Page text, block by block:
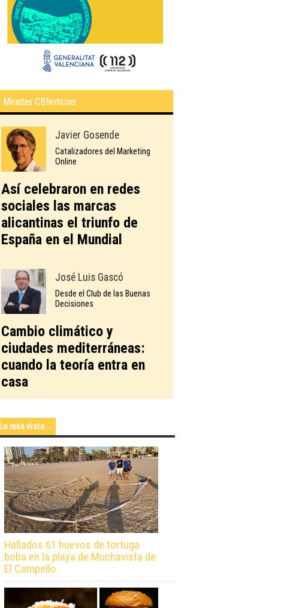
Miradas CBNoticias
Javier Gosende
Catalizadores del Marketing
Online
Así celebraron en redes
sociales las marcas
alicantinas el triunfo de
España en el Mundial
José Luis Gascó
Desde el Club de las Buenas
Decisiones
Cambio climático y
ciudades mediterráneas:
cuando la teoría entra en
casa
Lo más visto...
Hallados 61 huevos de tortuga
boba en la playa de Muchavista de
El Campello